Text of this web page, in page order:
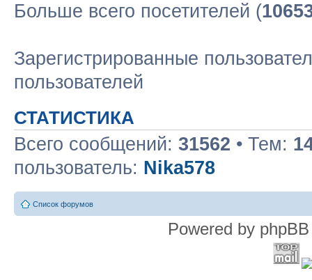
Больше всего посетителей (
Зарегистрированные
пользователей
СТАТИСТИКА
Всего сообщений: 31562 • Тем:
пользователь: Nika578
Список форумов
Powered by